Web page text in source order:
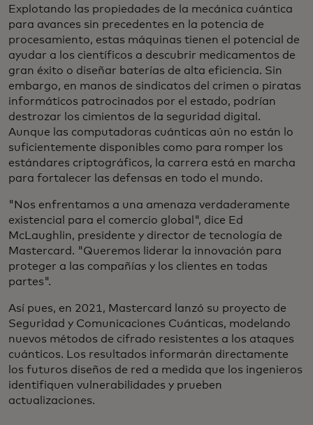
Explotando las propiedades de la mecánica cuántica
para avances sin precedentes en la potencia de
procesamiento, estas máquinas tienen el potencial de
ayudar a los científicos a descubrir medicamentos de
gran éxito o diseñar baterías de alta eficiencia. Sin
embargo, en manos de sindicatos del crimen o piratas
informáticos patrocinados por el estado, podrían
destrozar los cimientos de la seguridad digital.
Aunque las computadoras cuánticas aún no están lo
suficientemente disponibles como para romper los
estándares criptográficos, la carrera está en marcha
para fortalecer las defensas en todo el mundo.
"Nos enfrentamos a una amenaza verdaderamente
existencial para el comercio global", dice Ed
McLaughlin, presidente y director de tecnología de
Mastercard. "Queremos liderar la innovación para
proteger a las compañías y los clientes en todas
partes".
Así pues, en 2021, Mastercard lanzó su proyecto de
Seguridad y Comunicaciones Cuánticas, modelando
nuevos métodos de cifrado resistentes a los ataques
cuánticos. Los resultados informarán directamente
los futuros diseños de red a medida que los ingenieros
identifiquen vulnerabilidades y prueben
actualizaciones.